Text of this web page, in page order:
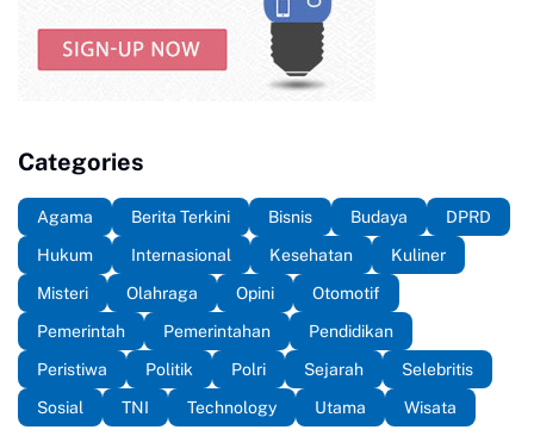
Categories
Agama Berita Terkini Bisnis Budaya
DPRD
Hukum
Internasional Kesehatan
Kuliner
Misteri
Olahraga Opini
Otomotif
Pemerintah
Pemerintahan
Pendidikan
Peristiwa
Politik Polri Sejarah
Selebritis
Sosial
TNI Technology Utama Wisata